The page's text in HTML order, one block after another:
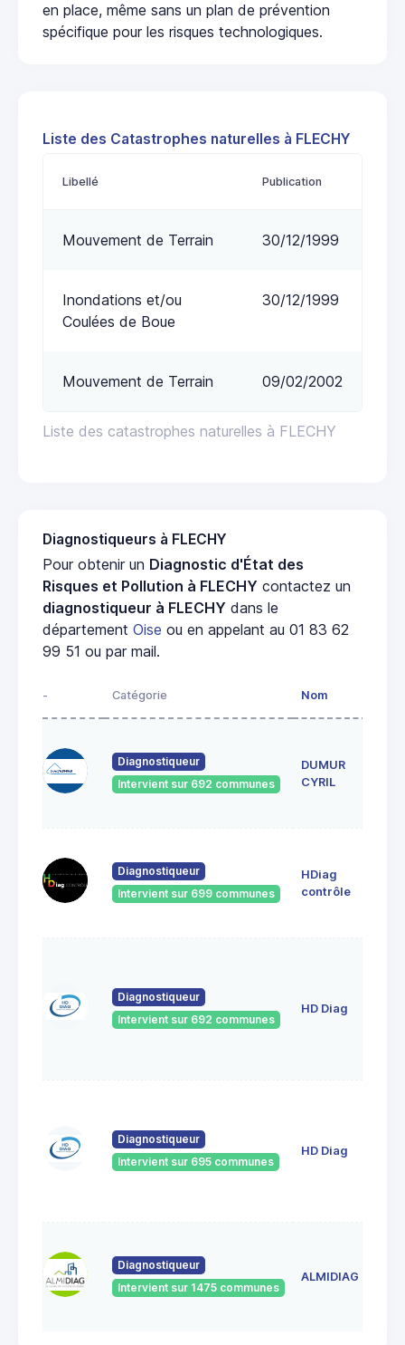
en place, même sans un plan de prévention
spécifique pour les risques technologiques.
Liste des Catastrophes naturelles à FLECHY
Liste des catastrophes naturelles à FLECHY
Libellé Publication
Mouvement de Terrain 30/12/1999
Inondations et/ou
Coulées de Boue
30/12/1999
Mouvement de Terrain 09/02/2002
Diagnostiqueurs à FLECHY
Pour obtenir un Diagnostic d'État des
Risques et Pollution à FLECHY contactez un
diagnostiqueur à FLECHY dans le
département Oise ou en appelant au 01 83 62
99 51 ou par mail.
- Catégorie Nom
Diagnostiqueur
Intervient sur 692 communes
DUMUR
CYRIL
Diagnostiqueur
Intervient sur 699 communes
HDiag
contrôle
Diagnostiqueur
Intervient sur 692 communes
HD Diag
Diagnostiqueur
Intervient sur 695 communes
HD Diag
Diagnostiqueur
Intervient sur 1475 communes
ALMIDIAG